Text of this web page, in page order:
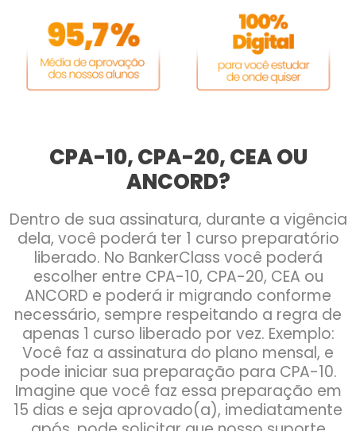
CPA-10, CPA-20, CEA OU
ANCORD?
Dentro de sua assinatura, durante a vigência
dela, você poderá ter 1 curso preparatório
liberado. No BankerClass você poderá
escolher entre CPA-10, CPA-20, CEA ou
ANCORD e poderá ir migrando conforme
necessário, sempre respeitando a regra de
apenas 1 curso liberado por vez. Exemplo:
Você faz a assinatura do plano mensal, e
pode iniciar sua preparação para CPA-10.
Imagine que você faz essa preparação em
15 dias e seja aprovado(a), imediatamente